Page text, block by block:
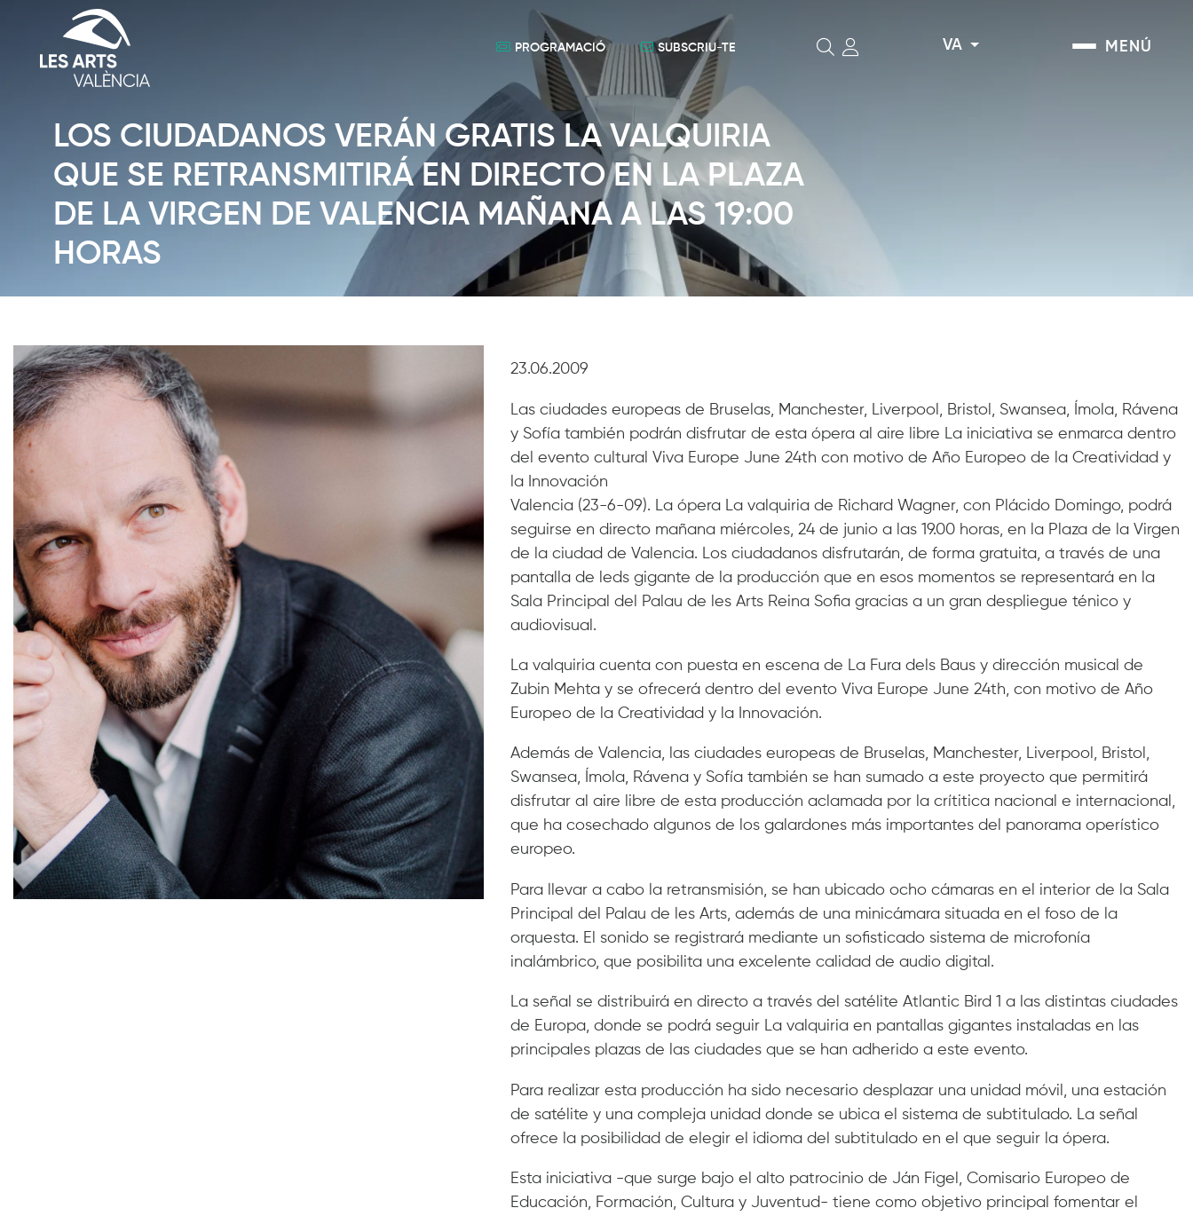
MENÚ
VA
SUBSCRIU-TE
PROGRAMACIÓ
LOS CIUDADANOS VERÁN GRATIS LA VALQUIRIA
QUE SE RETRANSMITIRÁ EN DIRECTO EN LA PLAZA
DE LA VIRGEN DE VALENCIA MAÑANA A LAS 19:00
HORAS
23.06.2009
Las ciudades europeas de Bruselas, Manchester, Liverpool, Bristol, Swansea, Ímola, Rávena
y Sofía también podrán disfrutar de esta ópera al aire libre La iniciativa se enmarca dentro
del evento cultural Viva Europe June 24th con motivo de Año Europeo de la Creatividad y
la Innovación
Valencia (23-6-09). La ópera La valquiria de Richard Wagner, con Plácido Domingo, podrá
seguirse en directo mañana miércoles, 24 de junio a las 19.00 horas, en la Plaza de la Virgen
de la ciudad de Valencia. Los ciudadanos disfrutarán, de forma gratuita, a través de una
pantalla de leds gigante de la producción que en esos momentos se representará en la
Sala Principal del Palau de les Arts Reina Sofia gracias a un gran despliegue ténico y
audiovisual.
La valquiria cuenta con puesta en escena de La Fura dels Baus y dirección musical de
Zubin Mehta y se ofrecerá dentro del evento Viva Europe June 24th, con motivo de Año
Europeo de la Creatividad y la Innovación.
Además de Valencia, las ciudades europeas de Bruselas, Manchester, Liverpool, Bristol,
Swansea, Ímola, Rávena y Sofía también se han sumado a este proyecto que permitirá
disfrutar al aire libre de esta producción aclamada por la crítitica nacional e internacional,
que ha cosechado algunos de los galardones más importantes del panorama operístico
europeo.
Para llevar a cabo la retransmisión, se han ubicado ocho cámaras en el interior de la Sala
Principal del Palau de les Arts, además de una minicámara situada en el foso de la
orquesta. El sonido se registrará mediante un sofisticado sistema de microfonía
inalámbrico, que posibilita una excelente calidad de audio digital.
La señal se distribuirá en directo a través del satélite Atlantic Bird 1 a las distintas ciudades
de Europa, donde se podrá seguir La valquiria en pantallas gigantes instaladas en las
principales plazas de las ciudades que se han adherido a este evento.
Para realizar esta producción ha sido necesario desplazar una unidad móvil, una estación
de satélite y una compleja unidad donde se ubica el sistema de subtitulado. La señal
ofrece la posibilidad de elegir el idioma del subtitulado en el que seguir la ópera.
Esta iniciativa -que surge bajo el alto patrocinio de Ján Figel, Comisario Europeo de
Educación, Formación, Cultura y Juventud- tiene como objetivo principal fomentar el